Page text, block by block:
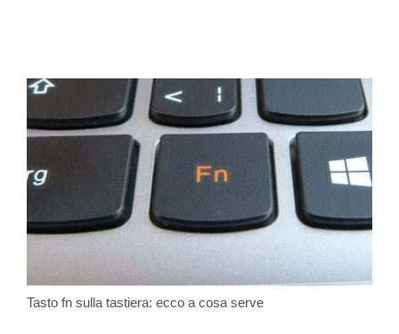
Tasto fn sulla tastiera: ecco a cosa serve